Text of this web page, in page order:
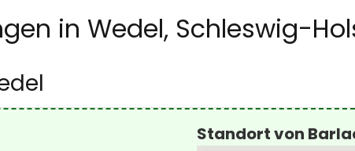
in Wedel, Schleswig-
Standort von